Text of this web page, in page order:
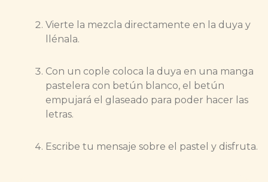
Vierte la mezcla directamente en la duya y
llénala.
Con un cople coloca la duya en una manga
pastelera con betún blanco, el betún
empujará el glaseado para poder hacer las
letras.
Escribe tu mensaje sobre el pastel y disfruta.